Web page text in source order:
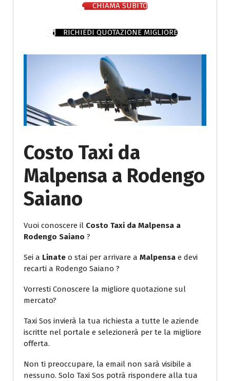
CHIAMA SUBITO
RICHIEDI QUOTAZIONE MIGLIORE
Costo Taxi da
Malpensa a Rodengo
Saiano
Vuoi conoscere il Costo Taxi da Malpensa a
Rodengo Saiano ?
Sei a Linate o stai per arrivare a Malpensa e devi
recarti a Rodengo Saiano ?
Vorresti Conoscere la migliore quotazione sul
mercato?
Taxi Sos invierà la tua richiesta a tutte le aziende
iscritte nel portale e selezionerà per te la migliore
offerta.
Non ti preoccupare, la email non sarà visibile a
nessuno. Solo Taxi Sos potrà rispondere alla tua